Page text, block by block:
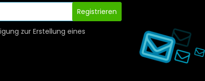
Registrieren
zur Erstellung eines